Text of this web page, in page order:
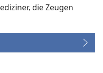
die Zeugen